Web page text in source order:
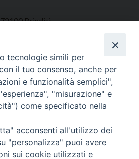
Brindisi
9 - 13
ore 9 - 13
WebMail
tecnologie simili per
il tuo consenso, anche per
e funzionalità semplici",
"misurazione" e
come specificato nella
acconsenti all'utilizzo dei
"personalizza" puoi avere
sui cookie utilizzati e